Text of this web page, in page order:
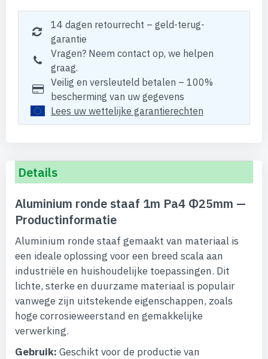
14 dagen retourrecht – geld-terug-
garantie
Vragen? Neem contact op, we helpen
graag.
Veilig en versleuteld betalen – 100%
bescherming van uw gegevens
Lees uw wettelijke garantierechten
Details
Aluminium ronde staaf 1m Pa4 Φ25mm —
Productinformatie
Aluminium ronde staaf gemaakt van materiaal is
een ideale oplossing voor een breed scala aan
industriële en huishoudelijke toepassingen. Dit
lichte, sterke en duurzame materiaal is populair
vanwege zijn uitstekende eigenschappen, zoals
hoge corrosieweerstand en gemakkelijke
verwerking.
Gebruik: Geschikt voor de productie van